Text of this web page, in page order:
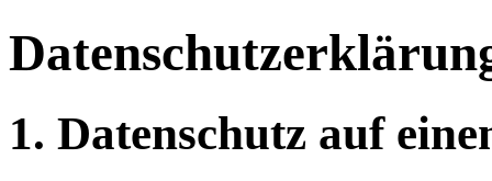
1. Datenschutz auf